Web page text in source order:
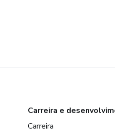
Carreira e
Carreira